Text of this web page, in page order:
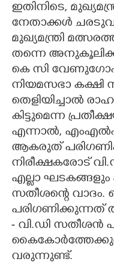
ഇതിനിടെ,
നേതാക്കൾ
മുഖ്യമന്ത്രി
തന്നെ
കെ സി
നിയമസഭാ കക്ഷി
തെളിയിച്ചാൽ
കിട്ടുമെന്ന
എന്നാൽ,
ആകരുത്
നിരീക്ഷകരോട്
എല്ലാ
സതീശന്റെ
പരിഗണിക്കുന്നത്
- വി.ഡി സതീശൻ
വരുന്നുണ്ട്.